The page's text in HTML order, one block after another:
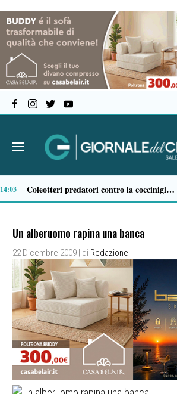
Stile di vita sano e corretta alimentazione: Fruit & salad on the beach continua il tour nel salernitano 11:34
Un alberuomo rapina una banca
22 Dicembre 2009 | di Redazione